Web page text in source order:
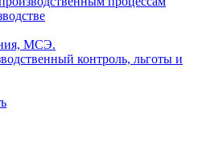
МСЭ.
контроль, льготы и